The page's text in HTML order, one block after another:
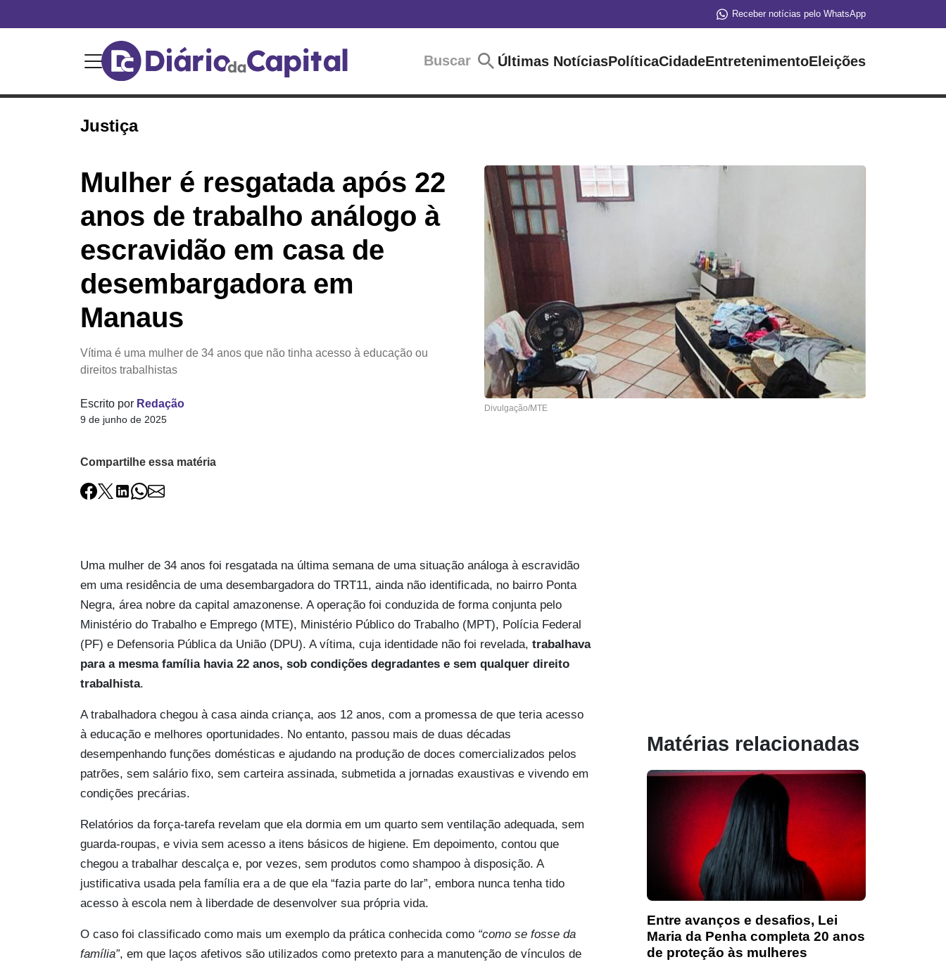
Receber notícias pelo WhatsApp
Buscar Últimas NotíciasPolíticaCidadeEntretenimentoEleições
Justiça
Mulher é resgatada após 22
anos de trabalho análogo à
escravidão em casa de
desembargadora em
Manaus
Vítima é uma mulher de 34 anos que não tinha acesso à educação ou
direitos trabalhistas
Escrito por Redação
9 de junho de 2025
Compartilhe essa matéria
Divulgação/MTE
Uma mulher de 34 anos foi resgatada na última semana de uma situação análoga à escravidão
em uma residência de uma desembargadora do TRT11, ainda não identificada, no bairro Ponta
Negra, área nobre da capital amazonense. A operação foi conduzida de forma conjunta pelo
Ministério do Trabalho e Emprego (MTE), Ministério Público do Trabalho (MPT), Polícia Federal
(PF) e Defensoria Pública da União (DPU). A vítima, cuja identidade não foi revelada, trabalhava
para a mesma família havia 22 anos, sob condições degradantes e sem qualquer direito
trabalhista.
A trabalhadora chegou à casa ainda criança, aos 12 anos, com a promessa de que teria acesso
à educação e melhores oportunidades. No entanto, passou mais de duas décadas
desempenhando funções domésticas e ajudando na produção de doces comercializados pelos
patrões, sem salário fixo, sem carteira assinada, submetida a jornadas exaustivas e vivendo em
condições precárias.
Relatórios da força-tarefa revelam que ela dormia em um quarto sem ventilação adequada, sem
guarda-roupas, e vivia sem acesso a itens básicos de higiene. Em depoimento, contou que
chegou a trabalhar descalça e, por vezes, sem produtos como shampoo à disposição. A
justificativa usada pela família era a de que ela “fazia parte do lar”, embora nunca tenha tido
acesso à escola nem à liberdade de desenvolver sua própria vida.
O caso foi classificado como mais um exemplo da prática conhecida como “como se fosse da
família”, em que laços afetivos são utilizados como pretexto para a manutenção de vínculos de
Matérias relacionadas
Entre avanços e desafios, Lei
Maria da Penha completa 20 anos
de proteção às mulheres